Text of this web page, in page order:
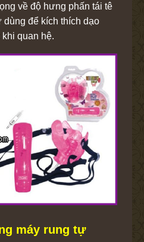
về độ hưng phấn tái tê
để kích thích dạo
quan hệ.
máy rung tự